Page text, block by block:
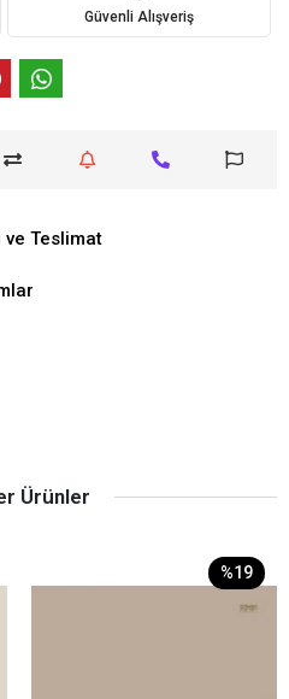
Güvenli Alışveriş
ve Teslimat
Ürünler
%19